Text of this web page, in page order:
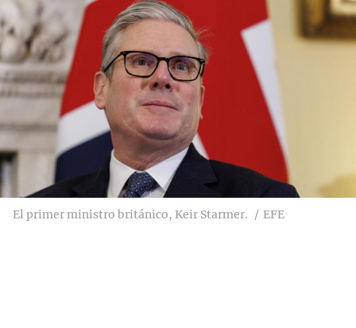
El primer ministro británico, Keir Starmer. EFE